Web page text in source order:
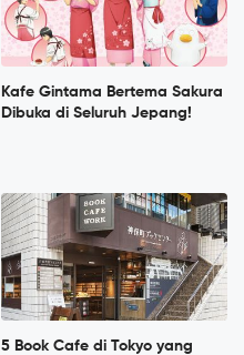
Kafe Gintama Bertema Sakura
Dibuka di Seluruh Jepang!
5 Book Cafe di Tokyo yang